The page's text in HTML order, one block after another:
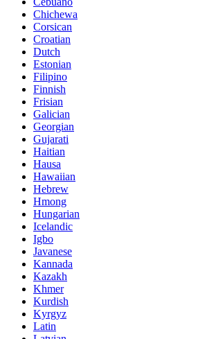
Chichewa
Corsican
Croatian
Dutch
Estonian
Filipino
Finnish
Frisian
Galician
Georgian
Gujarati
Haitian
Hausa
Hawaiian
Hebrew
Hmong
Hungarian
Icelandic
Igbo
Javanese
Kannada
Kazakh
Khmer
Kurdish
Kyrgyz
Latin